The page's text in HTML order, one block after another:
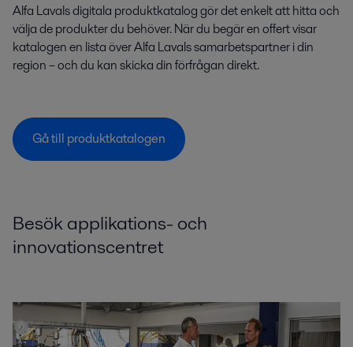
Alfa Lavals digitala produktkatalog gör det enkelt att hitta och
välja de produkter du behöver. När du begär en offert visar
katalogen en lista över Alfa Lavals samarbetspartner i din
region – och du kan skicka din förfrågan direkt.
Gå till produktkatalogen
Besök applikations- och
innovationscentret